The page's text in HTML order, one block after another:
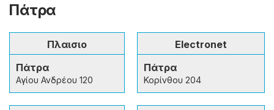
Πάτρα
Πλαισιο
Πάτρα
Αγίου Ανδρέου 120
Electronet
Πάτρα
Κορίνθου 204